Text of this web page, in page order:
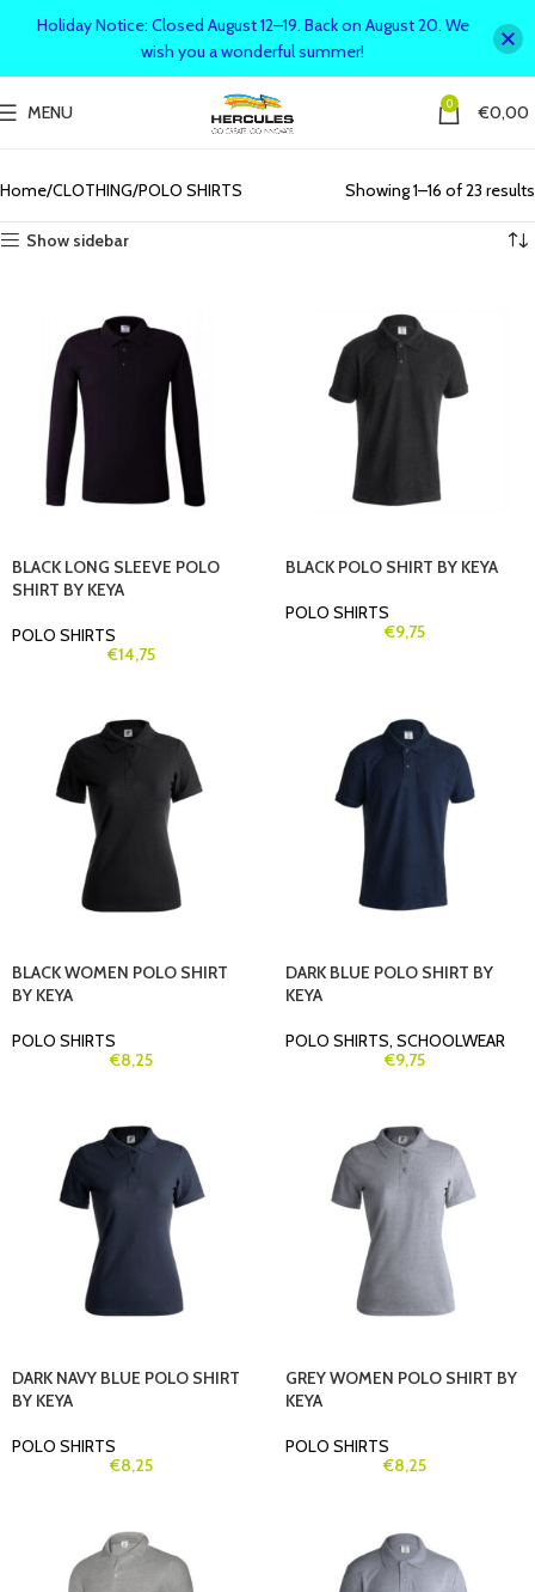
MENU 0 €0,00
Classic polo shirts perfect for work, casual outings, or custom branding,
Home CLOTHING POLO SHIRTS Showing 1–16 of 23 results
Show sidebar
BLACK LONG SLEEVE POLO
SHIRT BY KEYA
POLO SHIRTS
€14,75
BLACK POLO SHIRT BY KEYA
POLO SHIRTS
€9,75
BLACK WOMEN POLO SHIRT
BY KEYA
POLO SHIRTS
€8,25
DARK BLUE POLO SHIRT BY
KEYA
POLO SHIRTS, SCHOOLWEAR
€9,75
DARK NAVY BLUE POLO SHIRT
BY KEYA
POLO SHIRTS
€8,25
GREY WOMEN POLO SHIRT BY
KEYA
POLO SHIRTS
€8,25
Holiday Notice: Closed August 12–19. Back on August 20. We
wish you a wonderful summer!